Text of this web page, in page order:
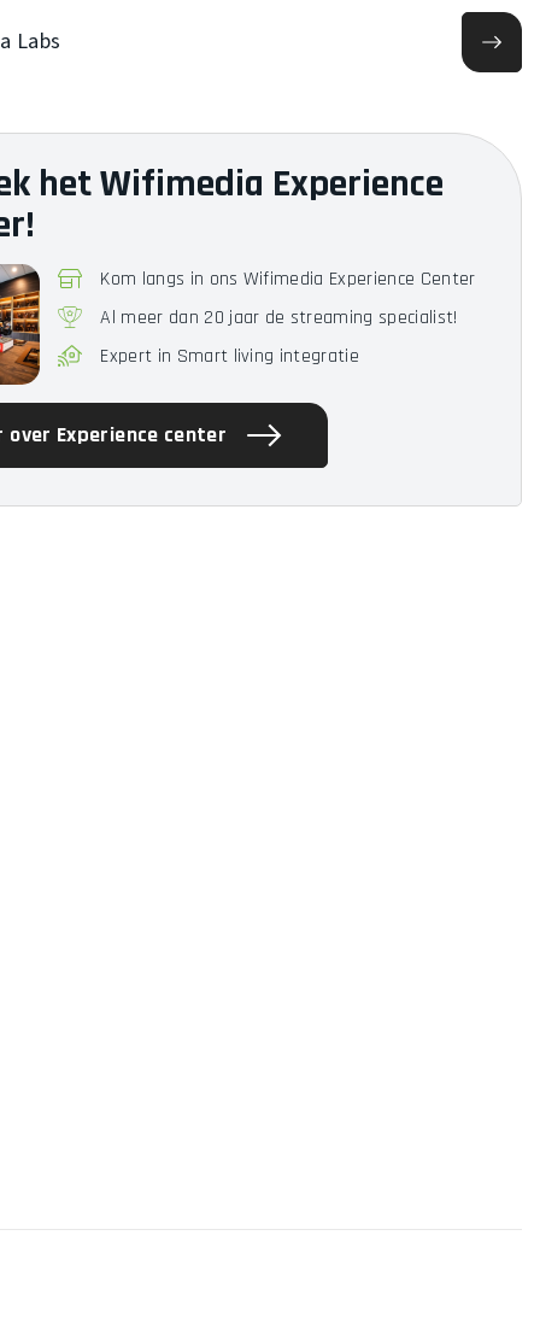
Labs
het Wifimedia Experience
Kom langs in ons Wifimedia Experience Center
Al meer dan 20 jaar de streaming specialist!
Expert in Smart living integratie
over Experience center